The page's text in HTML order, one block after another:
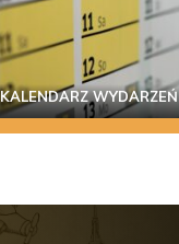
KALENDARZ WYDARZEŃ